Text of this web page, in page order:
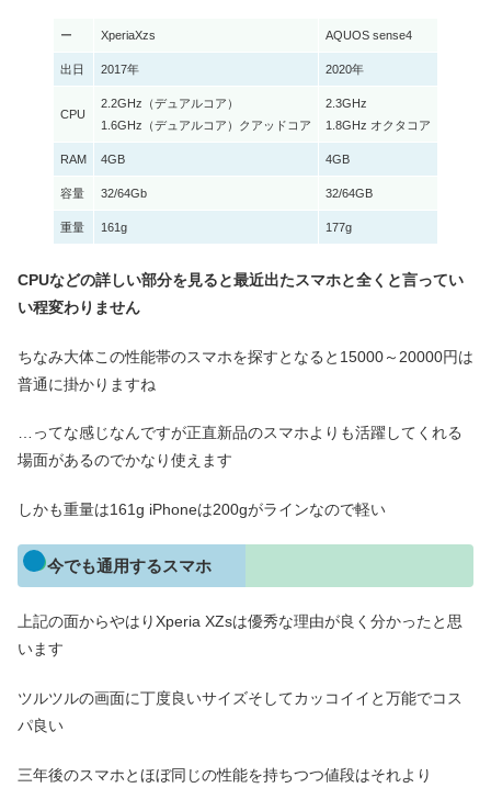
ー XperiaXzs AQUOS sense4
出日 2017年 2020年
CPU
2.2GHz（デュアルコア）
1.6GHz（デュアルコア）クアッドコア
2.3GHz
1.8GHz オクタコア
RAM 4GB 4GB
容量 32/64Gb 32/64GB
重量 161g 177g
CPUなどの詳しい部分を見ると最近出たスマホと全くと言ってい
い程変わりません
ちなみ大体この性能帯のスマホを探すとなると15000～20000円は
普通に掛かりますね
…ってな感じなんですが正直新品のスマホよりも活躍してくれる
場面があるのでかなり使えます
しかも重量は161g iPhoneは200gがラインなので軽い
今でも通用するスマホ
上記の面からやはりXperia XZsは優秀な理由が良く分かったと思
います
ツルツルの画面に丁度良いサイズそしてカッコイイと万能でコス
パ良い
三年後のスマホとほぼ同じの性能を持ちつつ値段はそれより